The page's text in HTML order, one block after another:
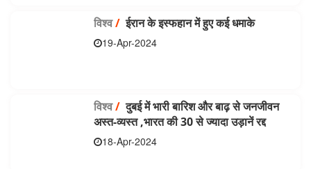
विश्व/ईरान के इस्फहान में हुए कई धमाके
19-Apr-2024
विश्व/दुबई में भारी बारिश और बाढ़ से जनजीवन
अस्त-व्यस्त ,भारत की 30 से ज्यादा उड़ानें रद्द
18-Apr-2024